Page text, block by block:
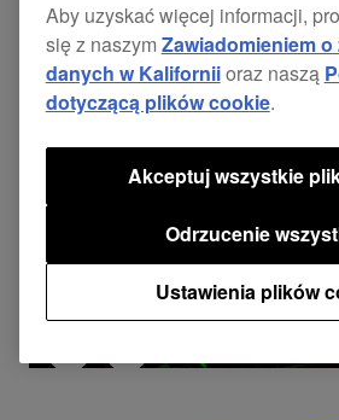
Aby uzyskać więcej informacji,
się z naszym Zawiadomieniem
danych w Kaliforniioraz naszą
dotyczącą plików cookie.
Ustawienia plików
Odrzucenie
Akceptuj wszystkie